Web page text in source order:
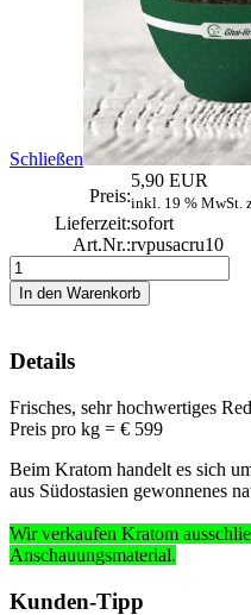
Schließen
Preis:
5,90 EUR
inkl. 19 % MwSt.
Lieferzeit:sofort
Art.Nr.:rvpusacru10
Details
Frisches, sehr hochwertiges
Preis pro kg = € 599
Beim Kratom handelt es sich
aus Südostasien gewonnenes
Wir verkaufen Kratom
Anschauungsmaterial.
Kunden-Tipp